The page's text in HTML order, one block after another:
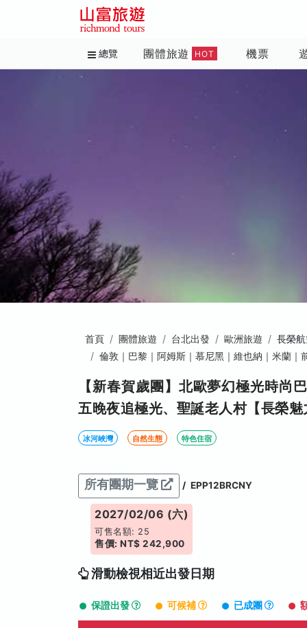
總覽 團體旅遊 HOT 機票
首頁 團體旅遊 台北出發 歐洲旅遊
長榮
倫敦｜巴黎｜阿姆斯｜慕尼黑｜維也納｜米蘭｜
【新春賀歲團】北歐夢幻極光時尚
五晚夜追極光、聖誕老人村【長榮魅
冰河峽灣 自然生態 特色住宿
所有團期一覽 / EPP12BRCNY
2027/02/06 (六)
可售名額: 25
售價: NT$ 242,900
滑動檢視相近出發日期
保證出發 可候補 已成團